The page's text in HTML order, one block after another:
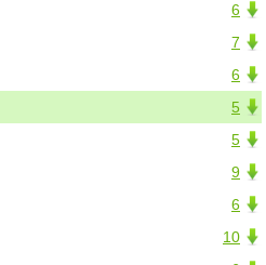
6
7
6
5
5
9
6
10